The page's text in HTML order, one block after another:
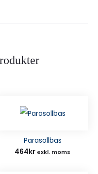
Parasollbas
464kr exkl. moms